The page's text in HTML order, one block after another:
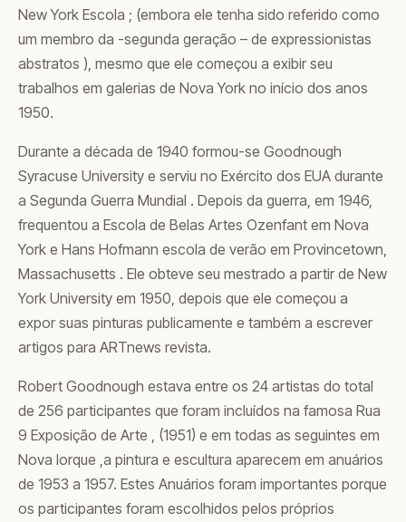
New York Escola ; (embora ele tenha sido referido como
um membro da -segunda geração – de expressionistas
abstratos ), mesmo que ele começou a exibir seu
trabalhos em galerias de Nova York no início dos anos
1950.
Durante a década de 1940 formou-se Goodnough
Syracuse University e serviu no Exército dos EUA durante
a Segunda Guerra Mundial . Depois da guerra, em 1946,
frequentou a Escola de Belas Artes Ozenfant em Nova
York e Hans Hofmann escola de verão em Provincetown,
Massachusetts . Ele obteve seu mestrado a partir de New
York University em 1950, depois que ele começou a
expor suas pinturas publicamente e também a escrever
artigos para ARTnews revista.
Robert Goodnough estava entre os 24 artistas do total
de 256 participantes que foram incluídos na famosa Rua
9 Exposição de Arte , (1951) e em todas as seguintes em
Nova Iorque ,a pintura e escultura aparecem em anuários
de 1953 a 1957. Estes Anuários foram importantes porque
os participantes foram escolhidos pelos próprios